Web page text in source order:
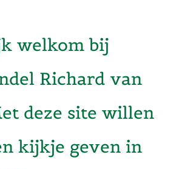
welkom bij
Richard van
deze site willen
kijkje geven in